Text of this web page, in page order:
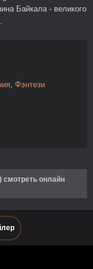
Байкала - великого
Фэнтези
смотреть онлайн